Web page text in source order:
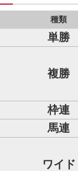
種類
単勝
複勝
枠連
馬連
ワイド